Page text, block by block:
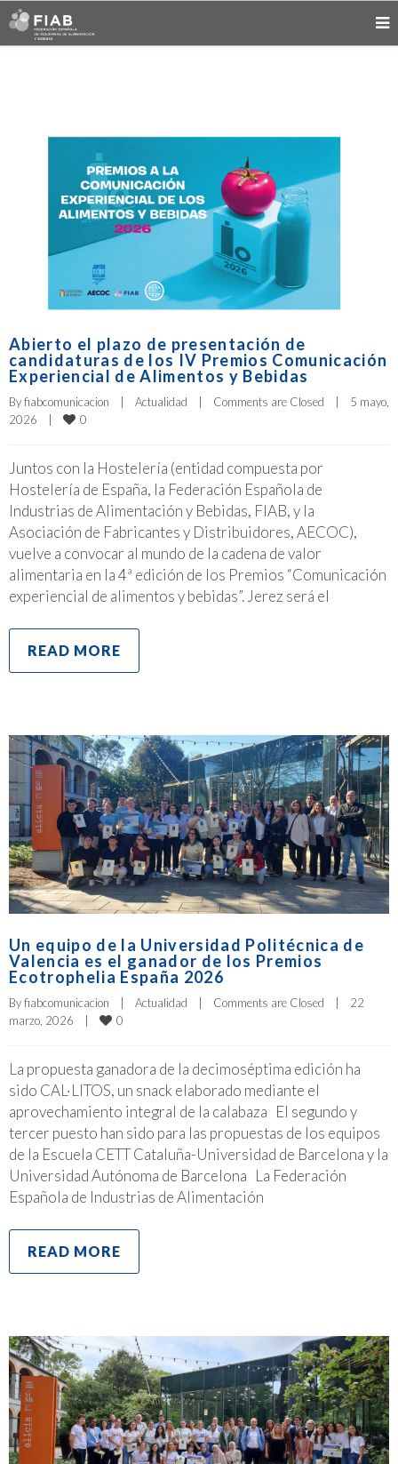
Abierto el plazo de presentación de
candidaturas de los IV Premios Comunicación
Experiencial de Alimentos y Bebidas
By fiabcomunicacion | Actualidad | Comments are Closed |
5 mayo,
2026
| 0
Juntos con la Hostelería (entidad compuesta por
Hostelería de España, la Federación Española de
Industrias de Alimentación y Bebidas, FIAB, y la
Asociación de Fabricantes y Distribuidores, AECOC),
vuelve a convocar al mundo de la cadena de valor
alimentaria en la 4ª edición de los Premios “Comunicación
experiencial de alimentos y bebidas”. Jerez será el
READ MORE
Un equipo de la Universidad Politécnica de
Valencia es el ganador de los Premios
Ecotrophelia España 2026
By fiabcomunicacion Actualidad Comments are Closed
22
marzo, 2026
0
La propuesta ganadora de la decimoséptima edición ha
sido CAL·LITOS, un snack elaborado mediante el
aprovechamiento integral de la calabaza El segundo y
tercer puesto han sido para las propuestas de los equipos
de la Escuela CETT Cataluña-Universidad de Barcelona y la
Universidad Autónoma de Barcelona La Federación
Española de Industrias de Alimentación
READ MORE